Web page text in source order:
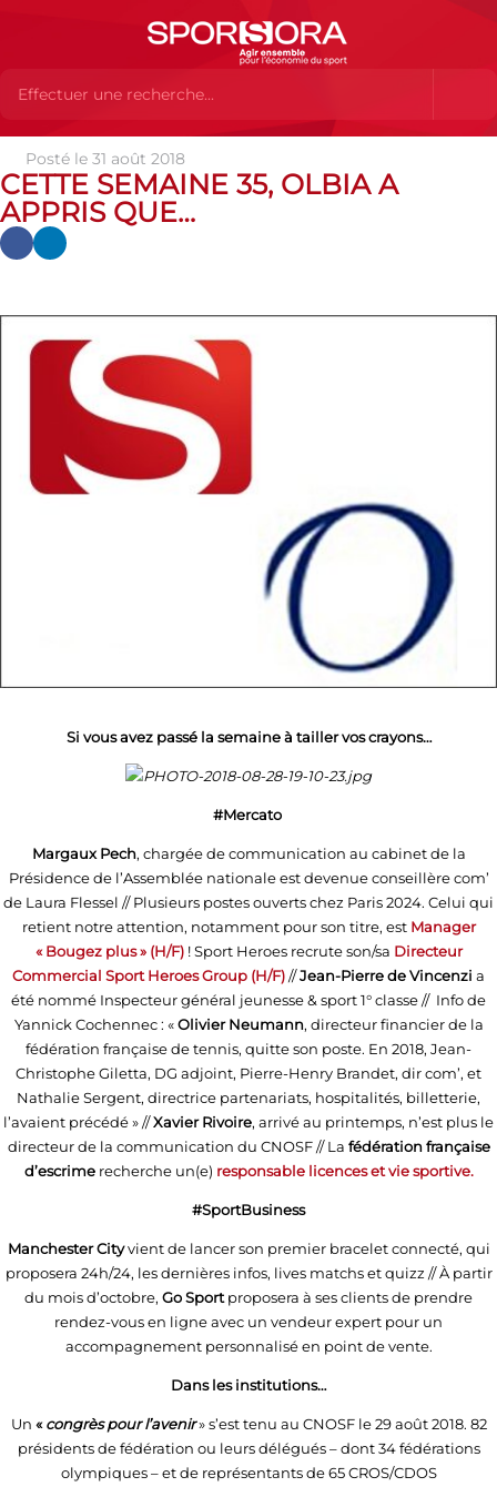
Actualités Actualités
semaine 35, Olbia a appris que…
Posté le 31 août 2018
CETTE SEMAINE 35, OLBIA A
APPRIS QUE…
Si vous avez passé la semaine à tailler vos crayons…
#Mercato
Margaux Pech, chargée de communication au cabinet de la
Présidence de l’Assemblée nationale est devenue conseillère com’
de Laura Flessel // Plusieurs postes ouverts chez Paris 2024. Celui qui
retient notre attention, notamment pour son titre, est Manager
« Bougez plus » (H/F) ! Sport Heroes recrute son/sa Directeur
Commercial Sport Heroes Group (H/F)//Jean-Pierre de Vincenzi a
été nommé Inspecteur général jeunesse & sport 1° classe // Info de
Yannick Cochennec : «Olivier Neumann, directeur financier de la
fédération française de tennis, quitte son poste. En 2018, Jean-
Christophe Giletta, DG adjoint, Pierre-Henry Brandet, dir com’, et
Nathalie Sergent, directrice partenariats, hospitalités, billetterie,
l’avaient précédé » //Xavier Rivoire, arrivé au printemps, n’est plus le
directeur de la communication du CNOSF // La fédération française
d’escrime recherche un(e) responsable licences et vie sportive.
#SportBusiness
Manchester Cityvient de lancer son premier bracelet connecté, qui
proposera 24h/24, les dernières infos, lives matchs et quizz // À partir
du mois d’octobre, Go Sport proposera à ses clients de prendre
rendez-vous en ligne avec un vendeur expert pour un
accompagnement personnalisé en point de vente.
Dans les institutions…
Un «congrès pour l’avenir» s’est tenu au CNOSF le 29 août 2018. 82
présidents de fédération ou leurs délégués – dont 34 fédérations
olympiques – et de représentants de 65 CROS/CDOS